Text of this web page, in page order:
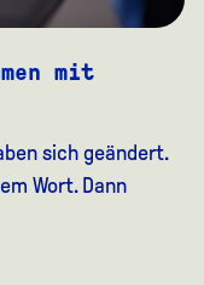
mit
sich geändert.
Wort. Dann